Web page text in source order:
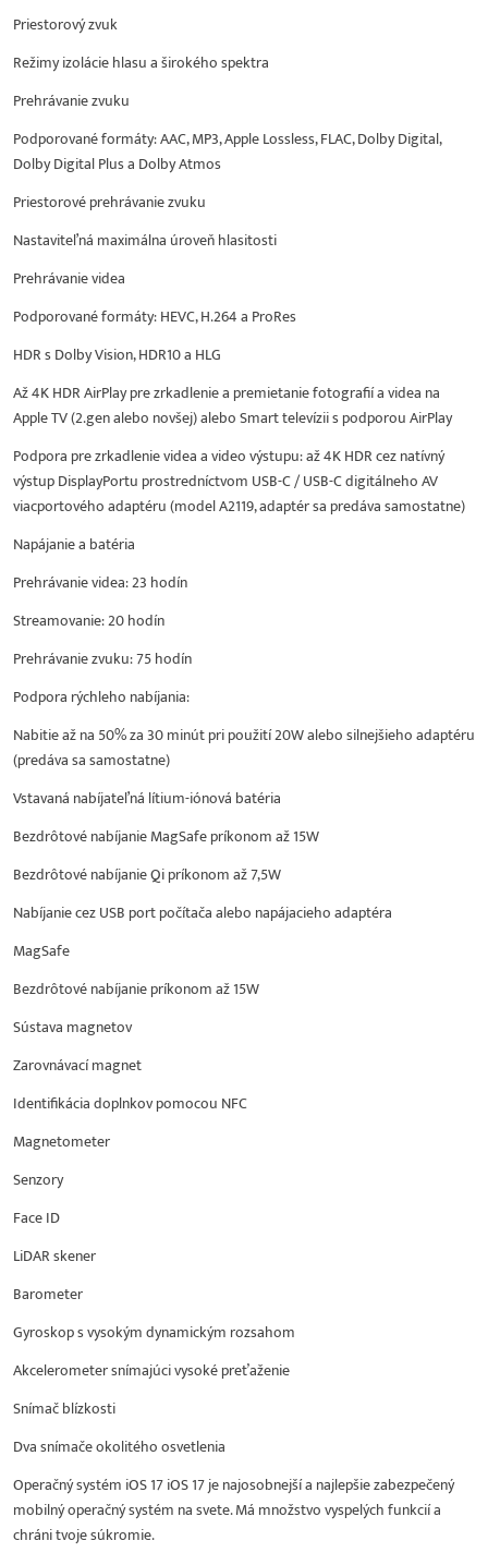
Priestorový zvuk
Režimy izolácie hlasu a širokého spektra
Prehrávanie zvuku
Podporované formáty: AAC, MP3, Apple Lossless, FLAC, Dolby Digital,
Dolby Digital Plus a Dolby Atmos
Priestorové prehrávanie zvuku
Nastaviteľná maximálna úroveň hlasitosti
Prehrávanie videa
Podporované formáty: HEVC, H.264 a ProRes
HDR s Dolby Vision, HDR10 a HLG
Až 4K HDR AirPlay pre zrkadlenie a premietanie fotografií a videa na
Apple TV (2.gen alebo novšej) alebo Smart televízii s podporou AirPlay
Podpora pre zrkadlenie videa a video výstupu: až 4K HDR cez natívný
výstup DisplayPortu prostredníctvom USB-C / USB-C digitálneho AV
viacportového adaptéru (model A2119, adaptér sa predáva samostatne)
Napájanie a batéria
Prehrávanie videa: 23 hodín
Streamovanie: 20 hodín
Prehrávanie zvuku: 75 hodín
Podpora rýchleho nabíjania:
Nabitie až na 50% za 30 minút pri použití 20W alebo silnejšieho adaptéru
(predáva sa samostatne)
Vstavaná nabíjateľná lítium-iónová batéria
Bezdrôtové nabíjanie MagSafe príkonom až 15W
Bezdrôtové nabíjanie Qi príkonom až 7,5W
Nabíjanie cez USB port počítača alebo napájacieho adaptéra
MagSafe
Bezdrôtové nabíjanie príkonom až 15W
Sústava magnetov
Zarovnávací magnet
Identifikácia doplnkov pomocou NFC
Magnetometer
Senzory
Face ID
LiDAR skener
Barometer
Gyroskop s vysokým dynamickým rozsahom
Akcelerometer snímajúci vysoké preťaženie
Snímač blízkosti
Dva snímače okolitého osvetlenia
Operačný systém iOS 17 iOS 17 je najosobnejší a najlepšie zabezpečený
mobilný operačný systém na svete. Má množstvo vyspelých funkcií a
chráni tvoje súkromie.